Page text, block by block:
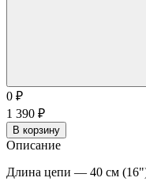
0 ₽
1 390 ₽
В корзину
Описание
Длина цепи — 40 см